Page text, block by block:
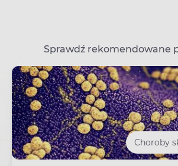
Sprawdź rekomendowane
Choroby